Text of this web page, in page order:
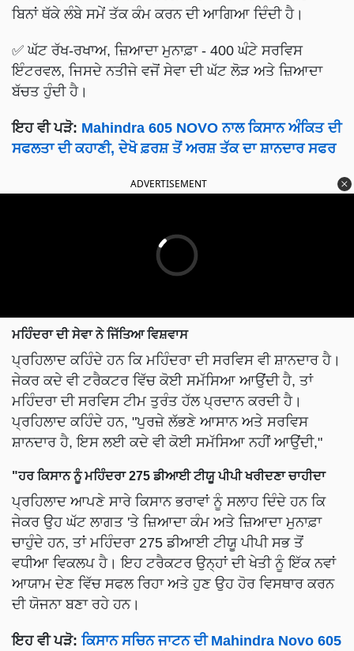
ਬਿਨਾਂ ਥੱਕੇ ਲੰਬੇ ਸਮੇਂ ਤੱਕ ਕੰਮ ਕਰਨ ਦੀ ਆਗਿਆ ਦਿੰਦੀ ਹੈ।
✅ ਘੱਟ ਰੱਖ-ਰਖਾਅ, ਜ਼ਿਆਦਾ ਮੁਨਾਫ਼ਾ - 400 ਘੰਟੇ ਸਰਵਿਸ
ਇੰਟਰਵਲ, ਜਿਸਦੇ ਨਤੀਜੇ ਵਜੋਂ ਸੇਵਾ ਦੀ ਘੱਟ ਲੋੜ ਅਤੇ ਜ਼ਿਆਦਾ
ਬੱਚਤ ਹੁੰਦੀ ਹੈ।
ਇਹ ਵੀ ਪੜੋ: Mahindra 605 NOVO ਨਾਲ ਕਿਸਾਨ ਅੰਕਿਤ ਦੀ
ਸਫਲਤਾ ਦੀ ਕਹਾਣੀ, ਦੇਖੋ ਫ਼ਰਸ਼ ਤੋਂ ਅਰਸ਼ ਤੱਕ ਦਾ ਸ਼ਾਨਦਾਰ ਸਫਰ
ADVERTISEMENT
ਮਹਿੰਦਰਾ ਦੀ ਸੇਵਾ ਨੇ ਜਿੱਤਿਆ ਵਿਸ਼ਵਾਸ
ਪ੍ਰਹਿਲਾਦ ਕਹਿੰਦੇ ਹਨ ਕਿ ਮਹਿੰਦਰਾ ਦੀ ਸਰਵਿਸ ਵੀ ਸ਼ਾਨਦਾਰ ਹੈ।
ਜੇਕਰ ਕਦੇ ਵੀ ਟਰੈਕਟਰ ਵਿੱਚ ਕੋਈ ਸਮੱਸਿਆ ਆਉਂਦੀ ਹੈ, ਤਾਂ
ਮਹਿੰਦਰਾ ਦੀ ਸਰਵਿਸ ਟੀਮ ਤੁਰੰਤ ਹੱਲ ਪ੍ਰਦਾਨ ਕਰਦੀ ਹੈ।
ਪ੍ਰਹਿਲਾਦ ਕਹਿੰਦੇ ਹਨ, "ਪੁਰਜ਼ੇ ਲੱਭਣੇ ਆਸਾਨ ਅਤੇ ਸਰਵਿਸ
ਸ਼ਾਨਦਾਰ ਹੈ, ਇਸ ਲਈ ਕਦੇ ਵੀ ਕੋਈ ਸਮੱਸਿਆ ਨਹੀਂ ਆਉਂਦੀ,"
"ਹਰ ਕਿਸਾਨ ਨੂੰ ਮਹਿੰਦਰਾ 275 ਡੀਆਈ ਟੀਯੂ ਪੀਪੀ ਖਰੀਦਣਾ ਚਾਹੀਦਾ
ਪ੍ਰਹਿਲਾਦ ਆਪਣੇ ਸਾਰੇ ਕਿਸਾਨ ਭਰਾਵਾਂ ਨੂੰ ਸਲਾਹ ਦਿੰਦੇ ਹਨ ਕਿ
ਜੇਕਰ ਉਹ ਘੱਟ ਲਾਗਤ 'ਤੇ ਜ਼ਿਆਦਾ ਕੰਮ ਅਤੇ ਜ਼ਿਆਦਾ ਮੁਨਾਫ਼ਾ
ਚਾਹੁੰਦੇ ਹਨ, ਤਾਂ ਮਹਿੰਦਰਾ 275 ਡੀਆਈ ਟੀਯੂ ਪੀਪੀ ਸਭ ਤੋਂ
ਵਧੀਆ ਵਿਕਲਪ ਹੈ। ਇਹ ਟਰੈਕਟਰ ਉਨ੍ਹਾਂ ਦੀ ਖੇਤੀ ਨੂੰ ਇੱਕ ਨਵਾਂ
ਆਯਾਮ ਦੇਣ ਵਿੱਚ ਸਫਲ ਰਿਹਾ ਅਤੇ ਹੁਣ ਉਹ ਹੋਰ ਵਿਸਥਾਰ ਕਰਨ
ਦੀ ਯੋਜਨਾ ਬਣਾ ਰਹੇ ਹਨ।
ਇਹ ਵੀ ਪੜੋ: ਕਿਸਾਨ ਸਚਿਨ ਜਾਟਨ ਦੀ Mahindra Novo 605